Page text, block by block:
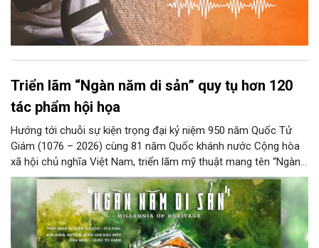
Triển lãm “Ngàn năm di sản” quy tụ hơn 120
tác phẩm hội họa
Hướng tới chuỗi sự kiện trọng đại kỷ niệm 950 năm Quốc Tử
Giám (1076 – 2026) cùng 81 năm Quốc khánh nước Cộng hòa
xã hội chủ nghĩa Việt Nam, triển lãm mỹ thuật mang tên “Ngàn
năm di sản” sẽ chính thức khai mạc vào ngày 8/8 tại Nhà Thái
Học, Di tích Quốc gia đặc biệt Văn Miếu – Quốc Tử Giám. Sự
kiện kéo dài đến ngày 25/9/2026 hứa hẹn trở thành điểm đến
văn hóa đầy sức hút, góp phần làm phong phú đời sống nghệ
thuật của Thủ đô trong mùa thu này.